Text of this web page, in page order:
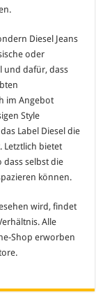
Diesel Jeans
oder
und dafür, dass
im Angebot
Style
Label Diesel die
Letztlich bietet
dass selbst die
können.
wird, findet
Alle
Shop erworben